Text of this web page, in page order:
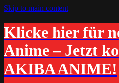
Skip to main content
Klicke hier für
Anime – Jetzt
AKIBA ANIME!